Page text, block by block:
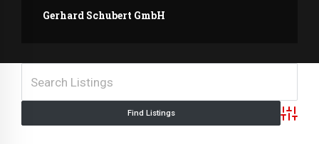
Gerhard Schubert GmbH